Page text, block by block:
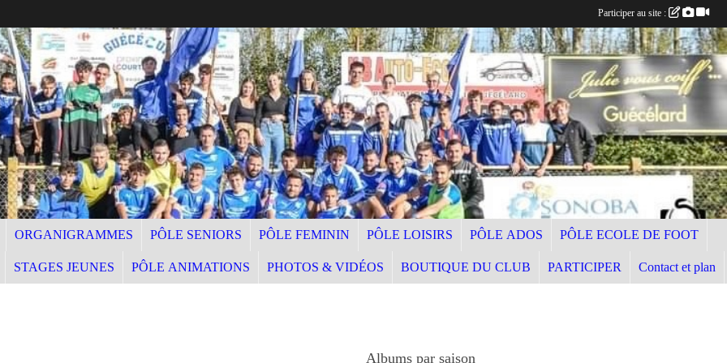
ORGANIGRAMMES PÔLE SENIORS PÔLE FEMININ PÔLE LOISIRS PÔLE ADOS PÔLE ECOLE DE FOOT
STAGES JEUNES PÔLE ANIMATIONS PHOTOS & VIDÉOS BOUTIQUE DU CLUB PARTICIPER Contact et plan
Albums par saison
Participer au site :